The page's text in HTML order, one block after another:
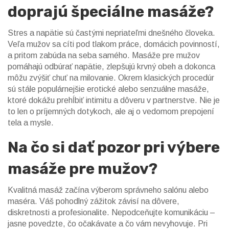
doprajú špeciálne masáže?
Stres a napätie sú častými nepriateľmi dnešného človeka.
Veľa mužov sa cíti pod tlakom práce, domácich povinností,
a pritom zabúda na seba samého. Masáže pre mužov
pomáhajú odbúrať napätie, zlepšujú krvný obeh a dokonca
môžu zvýšiť chuť na milovanie. Okrem klasických procedúr
sú stále populárnejšie erotické alebo senzuálne masáže,
ktoré dokážu prehĺbiť intimitu a dôveru v partnerstve. Nie je
to len o príjemných dotykoch, ale aj o vedomom prepojení
tela a mysle.
Na čo si dať pozor pri výbere
masáže pre mužov?
Kvalitná masáž začína výberom správneho salónu alebo
maséra. Váš pohodlný zážitok závisí na dôvere,
diskretnosti a profesionalite. Nepodceňujte komunikáciu –
jasne povedzte, čo očakávate a čo vám nevyhovuje. Pri